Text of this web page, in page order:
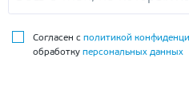
Согласен с политикой
обработку персональных данных